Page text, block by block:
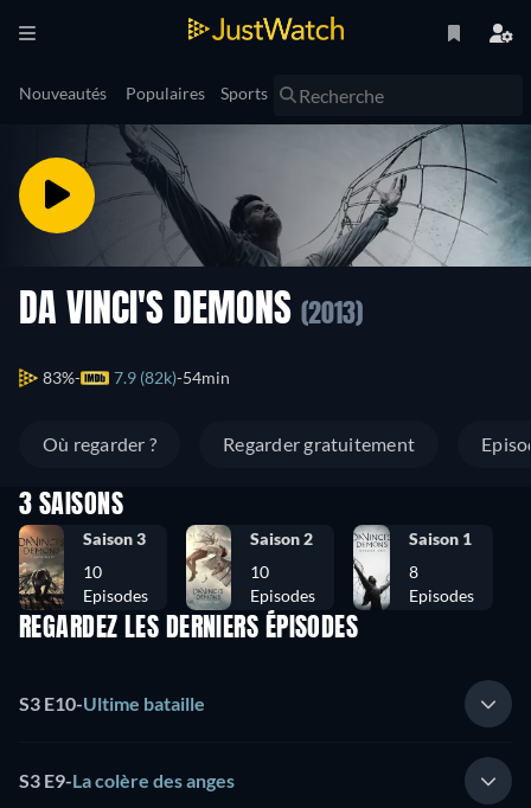
Nouveautés Populaires Sports
DA VINCI'S DEMONS (2013)
83% 7.9 (82k) 54min
Où regarder ? Regarder gratuitement
3 SAISONS
Saison 3
10
Episodes
Saison 2
10
Episodes
Saison 1
8
Episodes
REGARDEZ LES DERNIERS ÉPISODES
S3 E10-Ultime bataille
S3 E9-La colère des anges